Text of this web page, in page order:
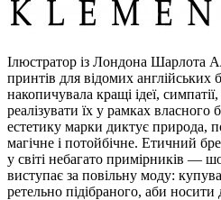
Ілюстратор із Лондона Шарлота
принтів для відомих англійських
накопичувала кращі ідеї, симпатії,
реалізувати їх у рамках власного
естетику марки диктує природа,
магічне і потойбічне. Етичний
у світі небагато примірників —
виступає за повільну моду:
ретельно підібраного, аби